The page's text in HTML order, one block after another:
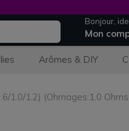
Bonjour,
Mon
Arômes & DIY
1.0/1.2) (Ohmages:1.0 Ohms,